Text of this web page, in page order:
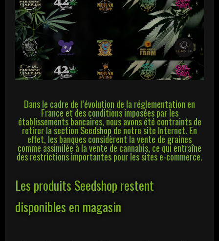
Dans le cadre de l’évolution de la réglementation en
France et des conditions imposées par les
établissements bancaires, nous avons été contraints de
retirer la section Seedshop de notre site Internet. En
effet, les banques considèrent la vente de graines
comme assimilée à la vente de cannabis, ce qui entraîne
des restrictions importantes pour les sites e-commerce.
Les produits Seedshop restent
disponibles en magasin